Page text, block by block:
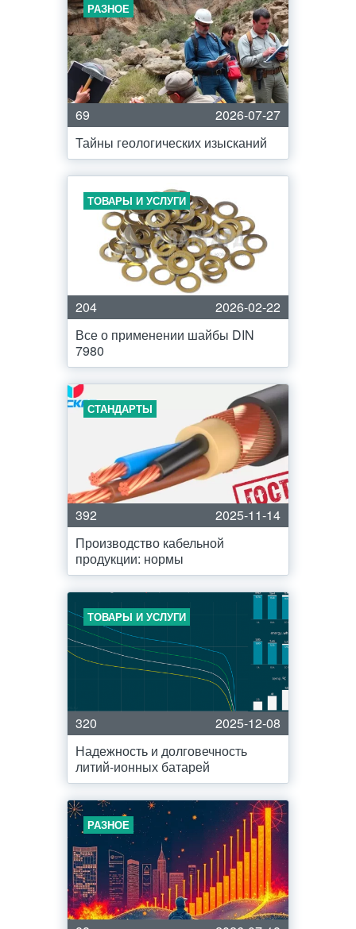
РАЗНОЕ
69
2026-07-27
Тайны геологических изысканий
ТОВАРЫ И УСЛУГИ
204
2026-02-22
Все о применении шайбы DIN
7980
СТАНДАРТЫ
392
2025-11-14
Производство кабельной
продукции: нормы
ТОВАРЫ И УСЛУГИ
320
2025-12-08
Надежность и долговечность
литий-ионных батарей
РАЗНОЕ